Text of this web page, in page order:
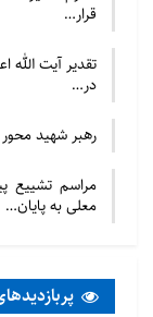
کند.
ازنظر این
بلکه می‌تواند
منحرف کند.
است.
قرار…
تقدیر آیت الله
در…
رهبر شهید
مراسم تشییع
معلی به پایان…